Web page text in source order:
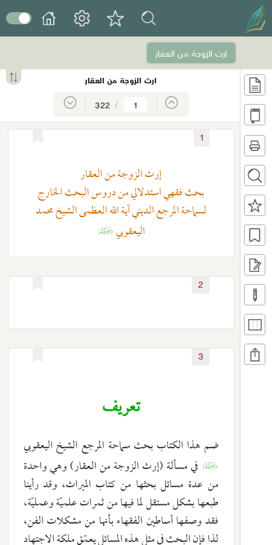
ارث الزوجة من العقار
ارث الزوجة من العقار
/
322
إرث الزوجة من العقار
بحث فقهي استدلالي من دروس البحث الخارج
لسماحة المرجع الديني آية الله العظمى الشيخ محمد
اليعقوبيK
تعريف
ضم هذا الكتاب بحث سماحة المرجع الشيخ اليعقوبي
Kفي مسألة (إرث الزوجة من العقار) وهي واحدة
من عدة مسائل بحثها من كتاب الميراث، وقد رأينا
طبعها بشكل مستقل لما فيها من ثمرات علميّة وعمليّة،
فقد وصفها أساطين الفقهاء بأنها من مشكلات الفن،
لذا فإن البحث في مثل هذه المسائل يعمّق ملكة الاجتهاد